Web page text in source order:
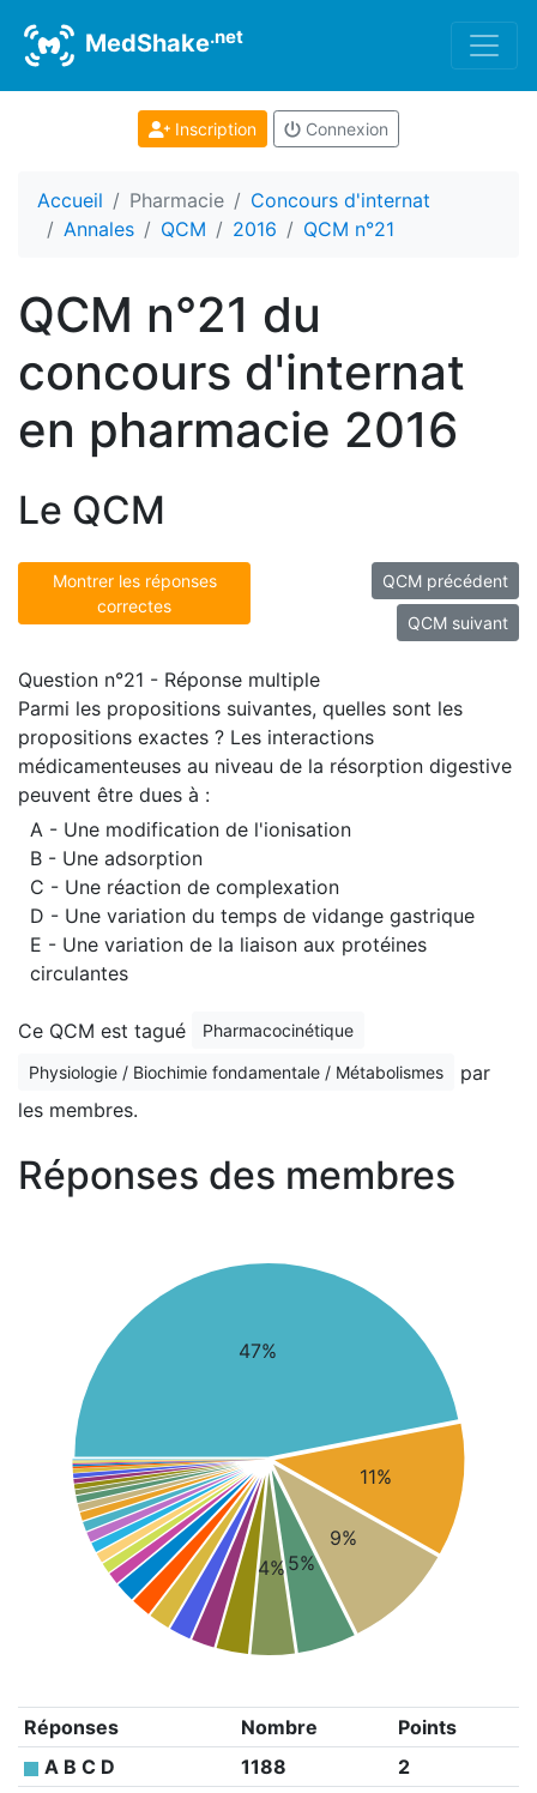
MedShake.net
Inscription Connexion
Accueil Pharmacie
Concours d'internat
Annales
QCM 2016 QCM n°21
QCM n°21 du
concours d'internat
en pharmacie 2016
Le QCM
Montrer les réponses
correctes
QCM précédent
QCM suivant
Question n°21 - Réponse multiple
Parmi les propositions suivantes, quelles sont les
propositions exactes ? Les interactions
médicamenteuses au niveau de la résorption digestive
peuvent être dues à :
A - Une modification de l'ionisation
B - Une adsorption
C - Une réaction de complexation
D - Une variation du temps de vidange gastrique
E - Une variation de la liaison aux protéines
circulantes
Ce QCM est tagué Pharmacocinétique
Physiologie / Biochimie fondamentale / Métabolismes
par
les membres.
Réponses des membres
47%
11%
9%
5%
4%
Réponses Nombre
Points
A B C D
1188
2